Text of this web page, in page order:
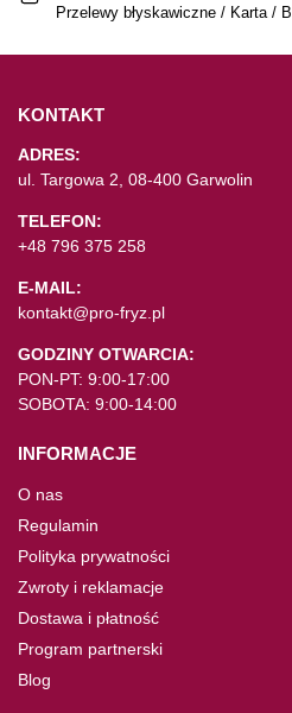
Przelewy błyskawiczne / Karta /
KONTAKT
ADRES:
ul. Targowa 2, 08-400 Garwolin
TELEFON:
+48 796 375 258
E-MAIL:
kontakt@pro-fryz.pl
GODZINY OTWARCIA:
PON-PT: 9:00-17:00
SOBOTA: 9:00-14:00
INFORMACJE
O nas
Regulamin
Polityka prywatności
Zwroty i reklamacje
Dostawa i płatność
Program partnerski
Blog